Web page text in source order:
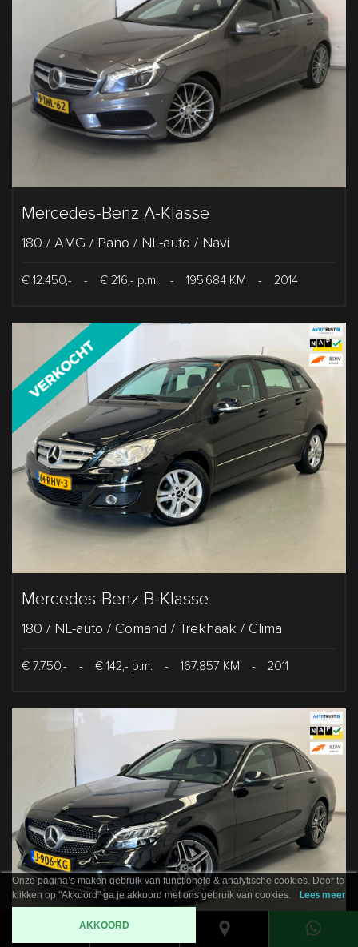
Mercedes-Benz A-Klasse
180 / AMG / Pano / NL-auto / Navi
€ 12.450,- - € 216,- p.m. - 195.684 KM - 2014
Mercedes-Benz B-Klasse
180 / NL-auto / Comand / Trekhaak / Clima
€ 7.750,- - € 142,- p.m. - 167.857 KM - 2011
Onze pagina’s maken gebruik van functionele & analytische cookies. Door te
klikken op "Akkoord" ga je akkoord met ons gebruik van cookies.
Lees meer
AKKOORD